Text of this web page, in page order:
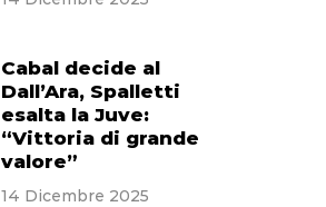
Cabal decide al
Dall’Ara, Spalletti
esalta la Juve:
“Vittoria di grande
valore”
14 Dicembre 2025